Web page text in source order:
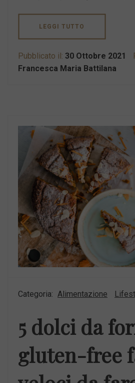
LEGGI TUTTO
Pubblicato il: 30 Ottobre 2021
Francesca Maria Battilana
Categoria: Alimentazione
5 dolci da
gluten-free